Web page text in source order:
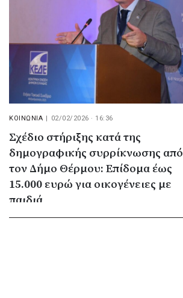
ΚΟΙΝΩΝΙΑ | 02/02/2026 · 16:36
Σχέδιο στήριξης κατά της
δημογραφικής συρρίκνωσης από
τον Δήμο Θέρμου: Επίδομα έως
15.000 ευρώ για οικογένειες με
παιδιά